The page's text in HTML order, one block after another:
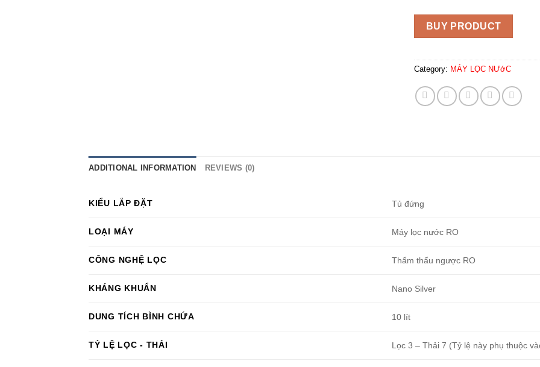
BUY PRODUCT
Category: MÁY LỌC NƯớC
ADDITIONAL INFORMATION REVIEWS (0)
KIỂU LẮP ĐẶT Tủ đứng
LOẠI MÁY Máy lọc nước RO
CÔNG NGHỆ LỌC Thẩm thấu ngược RO
KHÁNG KHUẨN Nano Silver
DUNG TÍCH BÌNH CHỨA 10 lít
TỶ LỆ LỌC - THẢI Lọc 3 – Thải 7 (Tỷ lệ này phụ thuộc